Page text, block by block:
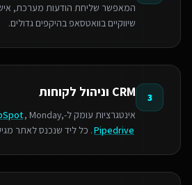
המאפשר שליחת הודעות מערכת,
שיווקיים בוואטסאפ בהיקפים גדולים.
3 CRM וניהול לקוחות
אינטגרציות עומק ל-, Monday,
Pipedrive. כל ליד שנכנס לאתר